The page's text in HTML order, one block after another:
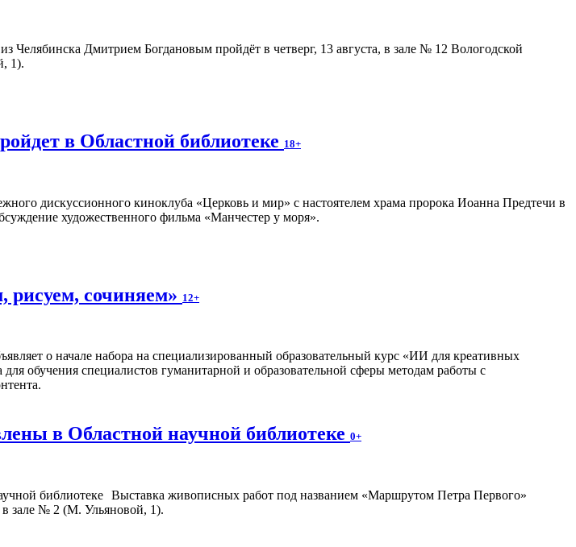
Челябинска Дмитрием Богдановым пройдёт в четверг, 13 августа, в зале № 12 Вологодской
1).
в Областной библиотеке 18+
дискуссионного киноклуба «Церковь и мир» с настоятелем храма пророка Иоанна Предтечи в
художественного фильма «Манчестер у моря».
сочиняем» 12+
о начале набора на специализированный образовательный курс «ИИ для креативных
обучения специалистов гуманитарной и образовательной сферы методам работы с
в Областной научной библиотеке 0+
Выставка живописных работ под названием «Маршрутом Петра Первого»
в зале № 2 (М. Ульяновой, 1).